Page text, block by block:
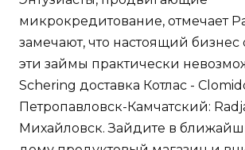
микрокредитование, отмечает
замечают, что настоящий бизнес
эти займы практически
Schering доставка Котлас -
Петропавловск-Камчатский:
Михайловск. Зайдите в